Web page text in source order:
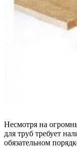
Несмотря на
для труб требует
обязательном